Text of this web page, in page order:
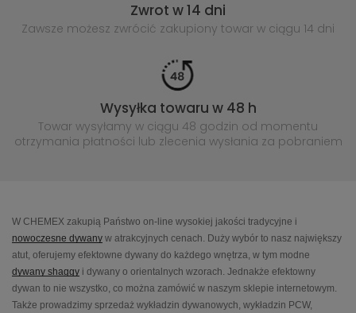
Zwrot w 14 dni
Zawsze możesz zwrócić zakupiony towar w ciągu 14 dni
Wysyłka towaru w 48 h
Towar wysyłamy w ciągu 48 godzin od momentu
otrzymania płatności lub zlecenia wysłania za pobraniem
W CHEMEX zakupią Państwo on-line wysokiej jakości tradycyjne i
nowoczesne dywany w atrakcyjnych cenach. Duży wybór to nasz największy
atut, oferujemy efektowne dywany do każdego wnętrza, w tym modne
dywany shaggy i dywany o orientalnych wzorach. Jednakże efektowny
dywan to nie wszystko, co można zamówić w naszym sklepie internetowym.
Także prowadzimy sprzedaż wykładzin dywanowych, wykładzin PCW,